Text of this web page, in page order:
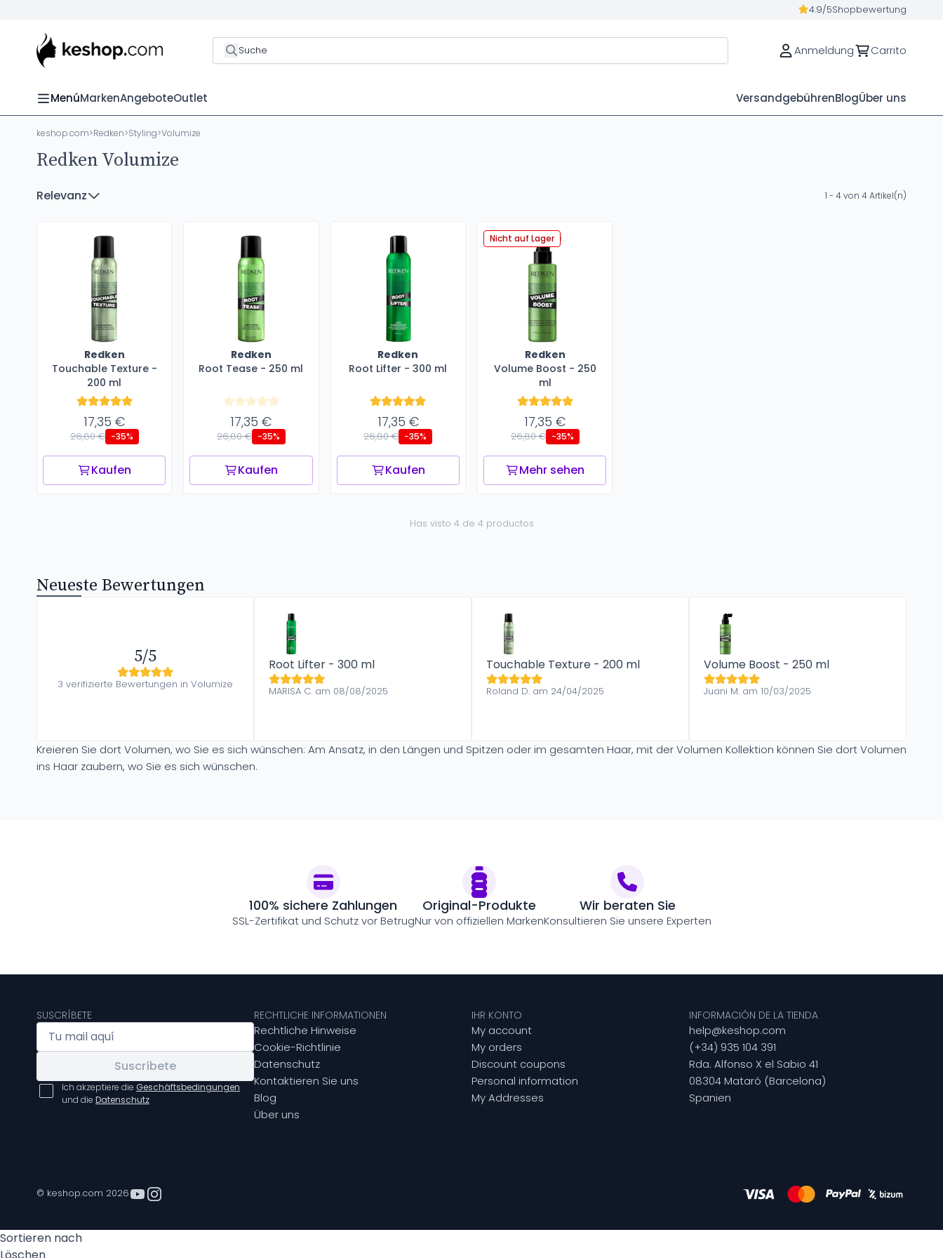
4.9/5Shopbewertung
Suche Anmeldung Carrito
MenúMarkenAngeboteOutlet VersandgebührenBlogÜber uns
keshop.com>Redken>Styling>Volumize
Redken Volumize
Relevanz 1 - 4 von 4 Artikel(n)
Redken
Touchable Texture -
200 ml
17,35 €
26,80 € -35%
Kaufen
Redken
Root Tease - 250 ml
17,35 €
26,80 € -35%
Kaufen
Redken
Root Lifter - 300 ml
17,35 €
26,80 € -35%
Kaufen
Nicht auf Lager
Redken
Volume Boost - 250
ml
17,35 €
26,80 € -35%
Mehr sehen
Has visto 4 de 4 productos
Neueste Bewertungen
5/5
3 verifizierte Bewertungen in Volumize
Root Lifter - 300 ml
MARISA C. am 08/08/2025
Touchable Texture - 200 ml
Roland D. am 24/04/2025
Volume Boost - 250 ml
Juani M. am 10/03/2025
Kreieren Sie dort Volumen, wo Sie es sich wünschen: Am Ansatz, in den Längen und Spitzen oder im gesamten Haar, mit der Volumen Kollektion können Sie dort Volumen
ins Haar zaubern, wo Sie es sich wünschen.
100% sichere Zahlungen
SSL-Zertifikat und Schutz vor Betrug
Original-Produkte
Nur von offiziellen Marken
Wir beraten Sie
Konsultieren Sie unsere Experten
SUSCRÍBETE
Suscríbete
Ich akzeptiere die Geschäftsbedingungen
und die Datenschutz
RECHTLICHE INFORMATIONEN
Rechtliche Hinweise
Cookie-Richtlinie
Datenschutz
Kontaktieren Sie uns
Blog
Über uns
IHR KONTO
My account
My orders
Discount coupons
Personal information
My Addresses
INFORMACIÓN DE LA TIENDA
help@keshop.com
(+34) 935 104 391
Rda. Alfonso X el Sabio 41
08304 Mataró (Barcelona)
Spanien
© keshop.com 2026
Sortieren nach